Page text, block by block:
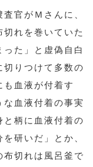
官がＭさんに、
切れを巻いていた
た」と虚偽自白
切りつけて多数の
も血液が付着す
な血液付着の事実
と柄に血液付着の
研いだ」とか、
布切れは風呂釜で